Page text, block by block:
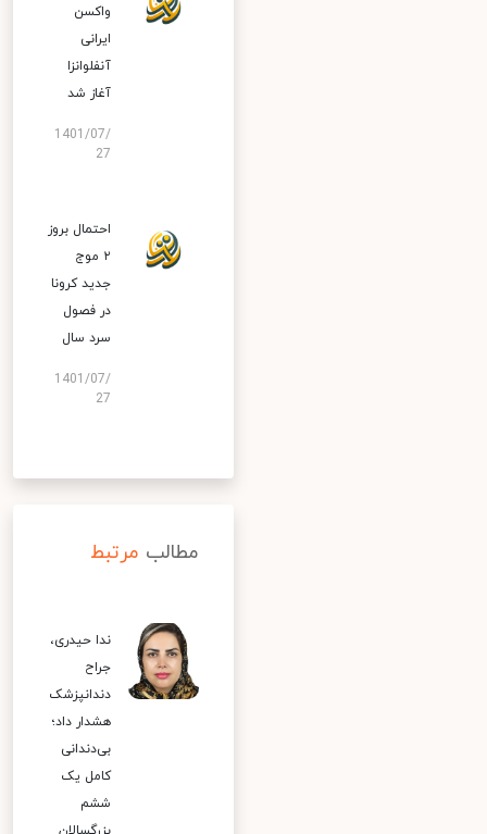
واکسن
ایرانی
آنفلوانزا
آغاز شد
1401/07/
27
احتمال بروز
۲ موج
جدید کرونا
در فصول
سرد سال
1401/07/
27
مطالب مرتبط
ندا حیدری،
جراح
دندانپزشک
هشدار داد؛
بی‌دندانی
کامل یک
ششم